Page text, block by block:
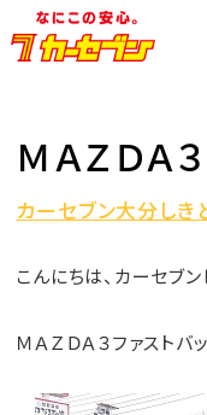
ＭＡＺＤＡ
カーセブン大分しき
こんにちは、カーセブ
ＭＡＺＤＡ３ファストバ